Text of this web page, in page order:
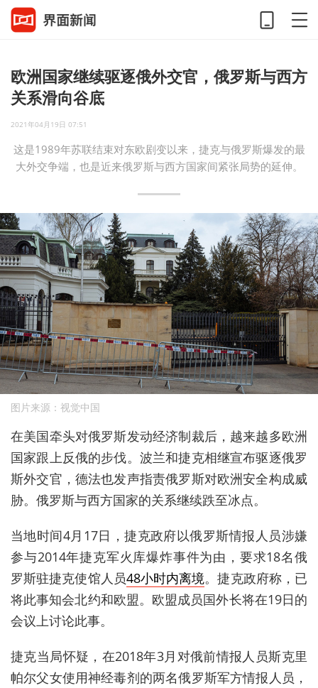
欧洲国家继续驱逐俄外交官，俄罗斯与西方
关系滑向谷底
2021年04月19日 07:51
这是1989年苏联结束对东欧剧变以来，捷克与俄罗斯爆发的最
大外交争端，也是近来俄罗斯与西方国家间紧张局势的延伸。
图片来源：视觉中国
在美国牵头对俄罗斯发动经济制裁后，越来越多欧洲
国家跟上反俄的步伐。波兰和捷克相继宣布驱逐俄罗
斯外交官，德法也发声指责俄罗斯对欧洲安全构成威
胁。俄罗斯与西方国家的关系继续跌至冰点。
当地时间4月17日，捷克政府以俄罗斯情报人员涉嫌
参与2014年捷克军火库爆炸事件为由，要求18名俄
罗斯驻捷克使馆人员48小时内离境。捷克政府称，已
将此事知会北约和欧盟。欧盟成员国外长将在19日的
会议上讨论此事。
捷克当局怀疑，在2018年3月对俄前情报人员斯克里
帕尔父女使用神经毒剂的两名俄罗斯军方情报人员，